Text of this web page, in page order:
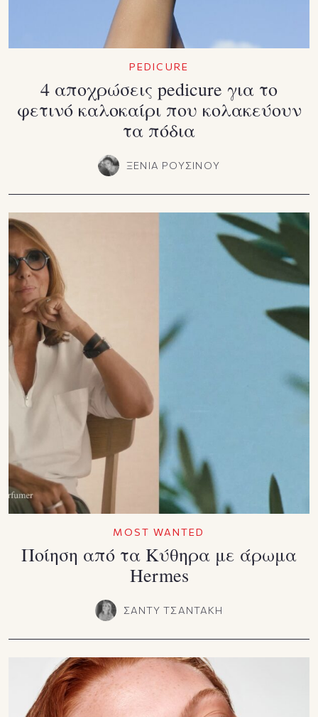
PEDICURE
4 αποχρώσεις pedicure για το
φετινό καλοκαίρι που κολακεύουν
τα πόδια
ΞΕΝΙΑ ΡΟΥΣΙΝΟΥ
MOST WANTED
Ποίηση από τα Κύθηρα με άρωμα
Ηermes
ΣΑΝΤΥ ΤΣΑΝΤΑΚΗ